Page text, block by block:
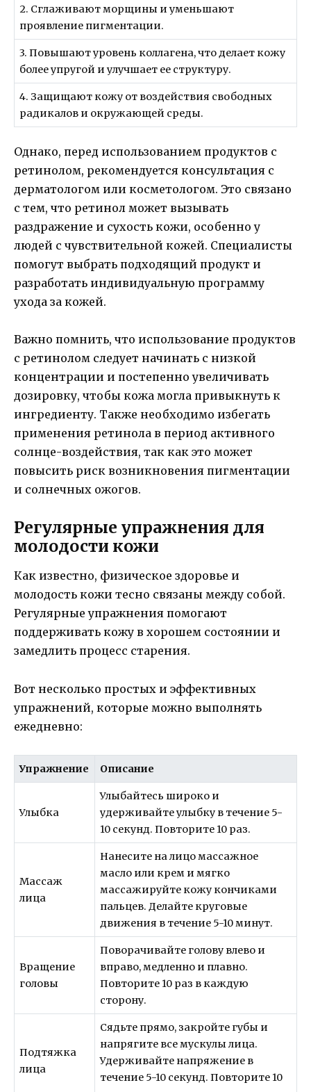
2. Сглаживают морщины и уменьшают
проявление пигментации.
3. Повышают уровень коллагена, что делает кожу
более упругой и улучшает ее структуру.
4. Защищают кожу от воздействия свободных
радикалов и окружающей среды.
Однако, перед использованием продуктов с
ретинолом, рекомендуется консультация с
дерматологом или косметологом. Это связано
с тем, что ретинол может вызывать
раздражение и сухость кожи, особенно у
людей с чувствительной кожей. Специалисты
помогут выбрать подходящий продукт и
разработать индивидуальную программу
ухода за кожей.
Важно помнить, что использование продуктов
с ретинолом следует начинать с низкой
концентрации и постепенно увеличивать
дозировку, чтобы кожа могла привыкнуть к
ингредиенту. Также необходимо избегать
применения ретинола в период активного
солнце-воздействия, так как это может
повысить риск возникновения пигментации
и солнечных ожогов.
Регулярные упражнения для
молодости кожи
Как известно, физическое здоровье и
молодость кожи тесно связаны между собой.
Регулярные упражнения помогают
поддерживать кожу в хорошем состоянии и
замедлить процесс старения.
Вот несколько простых и эффективных
упражнений, которые можно выполнять
ежедневно:
Упражнение Описание
Улыбка
Улыбайтесь широко и
удерживайте улыбку в течение 5-
10 секунд. Повторите 10 раз.
Массаж
лица
Нанесите на лицо массажное
масло или крем и мягко
массажируйте кожу кончиками
пальцев. Делайте круговые
движения в течение 5-10 минут.
Вращение
головы
Поворачивайте голову влево и
вправо, медленно и плавно.
Повторите 10 раз в каждую
сторону.
Подтяжка
лица
Сядьте прямо, закройте губы и
напрягите все мускулы лица.
Удерживайте напряжение в
течение 5-10 секунд. Повторите 10